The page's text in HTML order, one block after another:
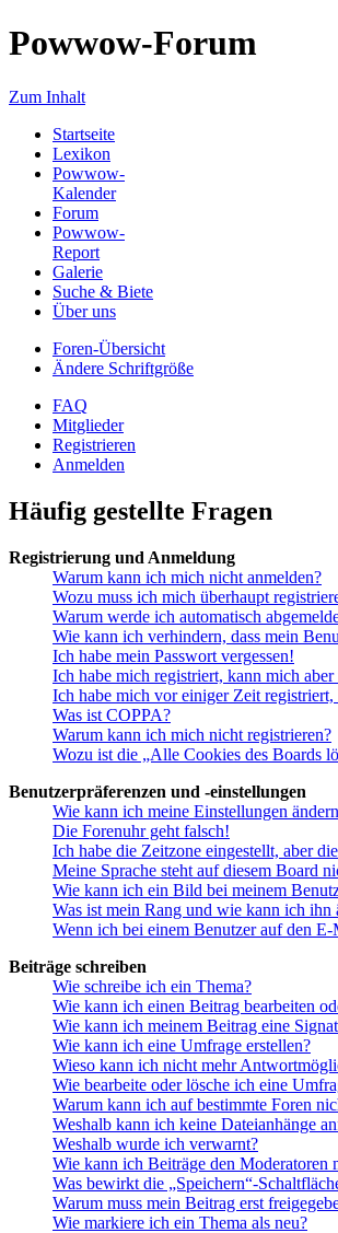
Powwow-Forum
Zum Inhalt
Startseite
Lexikon
Powwow-
Kalender
Forum
Powwow-
Report
Galerie
Suche & Biete
Über uns
Foren-Übersicht
Ändere Schriftgröße
FAQ
Mitglieder
Registrieren
Anmelden
Häufig gestellte Fragen
Registrierung und Anmeldung
Warum kann ich mich nicht anmelden?
Wozu muss ich mich überhaupt
Warum werde ich automatisch
Wie kann ich verhindern, dass mein
Ich habe mein Passwort vergessen!
Ich habe mich registriert, kann mich
Ich habe mich vor einiger Zeit
Was ist COPPA?
Warum kann ich mich nicht registrieren?
Wozu ist die „Alle Cookies des Boards
Benutzerpräferenzen und -einstellungen
Wie kann ich meine Einstellungen
Die Forenuhr geht falsch!
Ich habe die Zeitzone eingestellt, aber
Meine Sprache steht auf diesem Board
Wie kann ich ein Bild bei meinem
Was ist mein Rang und wie kann ich ihn
Wenn ich bei einem Benutzer auf den
Beiträge schreiben
Wie schreibe ich ein Thema?
Wie kann ich einen Beitrag bearbeiten
Wie kann ich meinem Beitrag eine
Wie kann ich eine Umfrage erstellen?
Wieso kann ich nicht mehr
Wie bearbeite oder lösche ich eine
Warum kann ich auf bestimmte Foren
Weshalb kann ich keine Dateianhänge
Weshalb wurde ich verwarnt?
Wie kann ich Beiträge den Moderatoren
Was bewirkt die „Speichern“-
Warum muss mein Beitrag erst
Wie markiere ich ein Thema als neu?